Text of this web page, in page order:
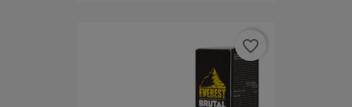
favorite_border